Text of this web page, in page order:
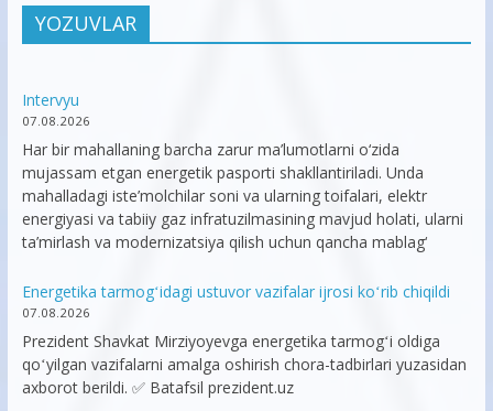
YOZUVLAR
Intervyu
07.08.2026
Har bir mahallaning barcha zarur ma’lumotlarni o‘zida
mujassam etgan energetik pasporti shakllantiriladi. Unda
mahalladagi iste’molchilar soni va ularning toifalari, elektr
energiyasi va tabiiy gaz infratuzilmasining mavjud holati, ularni
ta’mirlash va modernizatsiya qilish uchun qancha mablag‘
Energetika tarmogʻidagi ustuvor vazifalar ijrosi koʻrib chiqildi
07.08.2026
Prezident Shavkat Mirziyoyevga energetika tarmogʻi oldiga
qoʻyilgan vazifalarni amalga oshirish chora-tadbirlari yuzasidan
axborot berildi. ✅ Batafsil prezident.uz